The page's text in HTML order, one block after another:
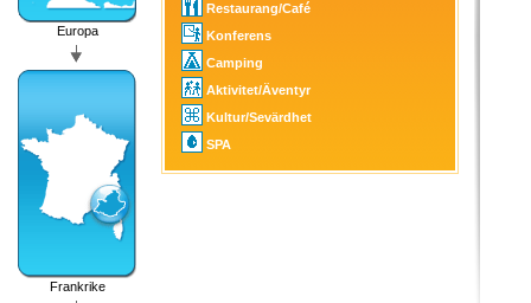
Europa
Frankrike
Restaurang/Café
Konferens
Camping
Aktivitet/Äventyr
Kultur/Sevärdhet
SPA